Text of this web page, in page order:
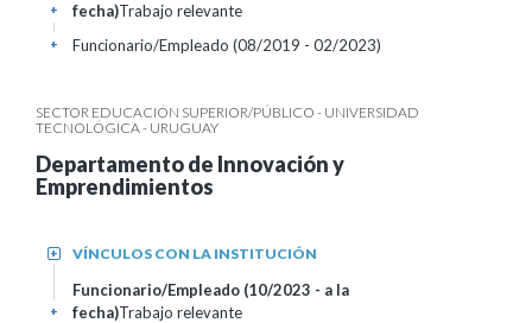
fecha)Trabajo relevante
+
Funcionario/Empleado (08/2019 - 02/2023)
+
SECTOR EDUCACIÓN SUPERIOR/PÚBLICO - UNIVERSIDAD
TECNOLÓGICA - URUGUAY
Departamento de Innovación y
Emprendimientos
VÍNCULOS CON LA INSTITUCIÓN
+
Funcionario/Empleado (10/2023 - a la
fecha)Trabajo relevante
+